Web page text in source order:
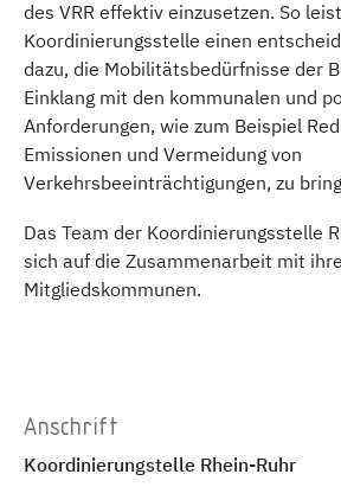
des VRR effektiv einzusetzen. So
Koordinierungsstelle einen
dazu, die Mobilitätsbedürfnisse der
Einklang mit den kommunalen und
Anforderungen, wie zum Beispiel
Emissionen und Vermeidung von
Verkehrsbeeinträchtigungen, zu
Das Team der Koordinierungsstelle
sich auf die Zusammenarbeit mit
Mitgliedskommunen.
Anschrift
Koordinierungstelle Rhein-Ruhr